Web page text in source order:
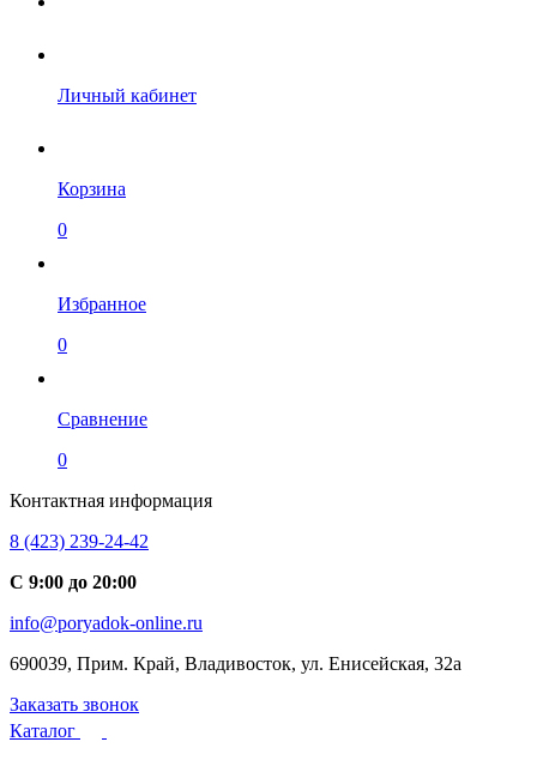
Личный кабинет
Корзина
0
Избранное
0
Сравнение
0
Контактная информация
8 (423) 239-24-42
С 9:00 до 20:00
info@poryadok-online.ru
690039, Прим. Край, Владивосток, ул. Енисейская, 32а
Заказать звонок
Каталог